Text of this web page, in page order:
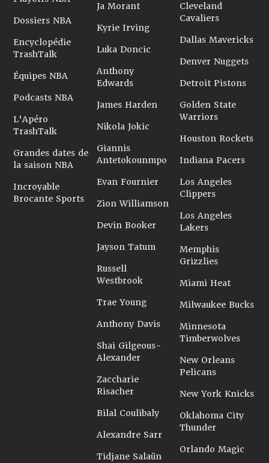
Dossiers NBA
Encyclopédie
TrashTalk
Équipes NBA
Podcasts NBA
L'Apéro
TrashTalk
Grandes dates de
la saison NBA
Incroyable
Brocante Sports
Ja Morant
Kyrie Irving
Luka Doncic
Anthony
Edwards
James Harden
Nikola Jokic
Giannis
Antetokounmpo
Evan Fournier
Zion Williamson
Devin Booker
Jayson Tatum
Russell
Westbrook
Trae Young
Anthony Davis
Shai Gilgeous-
Alexander
Zaccharie
Risacher
Bilal Coulibaly
Alexandre Sarr
Tidjane Salaün
Cleveland
Cavaliers
Dallas Mavericks
Denver Nuggets
Detroit Pistons
Golden State
Warriors
Houston Rockets
Indiana Pacers
Los Angeles
Clippers
Los Angeles
Lakers
Memphis
Grizzlies
Miami Heat
Milwaukee Bucks
Minnesota
Timberwolves
New Orleans
Pelicans
New York Knicks
Oklahoma City
Thunder
Orlando Magic